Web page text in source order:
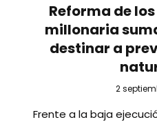
Reforma de
millonaria
destinar a
2
Frente a la baja